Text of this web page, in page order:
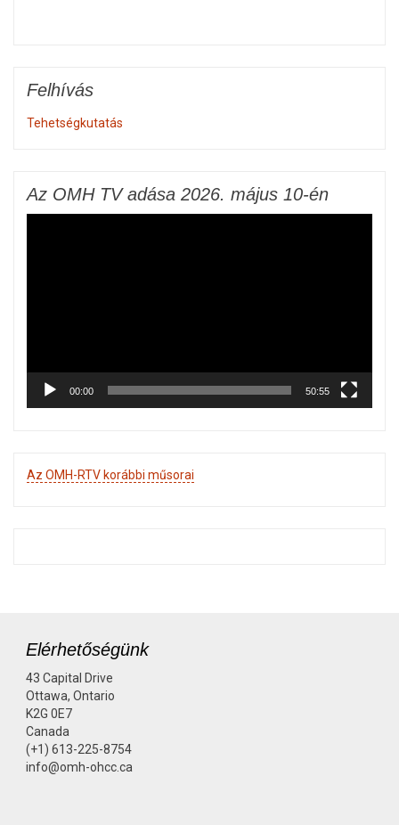
Felhívás
Tehetségkutatás
Az OMH TV adása 2026. május 10-én
00:00 50:55
Az OMH-RTV korábbi műsorai
Elérhetőségünk
43 Capital Drive
Ottawa, Ontario
K2G 0E7
Canada
(+1) 613-225-8754
info@omh-ohcc.ca